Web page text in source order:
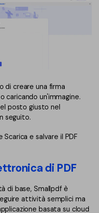
di creare una firma
caricando un'immagine.
posto giusto nel
seguito.
e salvare il PDF
di PDF
di base, Smallpdf è
attività semplici ma
basata su cloud